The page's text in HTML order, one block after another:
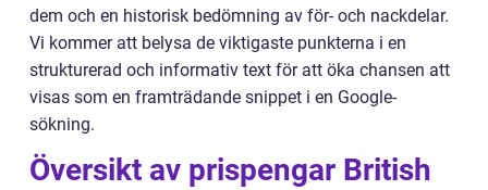
dem och en historisk bedömning av för- och nackdelar.
Vi kommer att belysa de viktigaste punkterna i en
strukturerad och informativ text för att öka chansen att
visas som en framträdande snippet i en Google-
sökning.
Översikt av prispengar British